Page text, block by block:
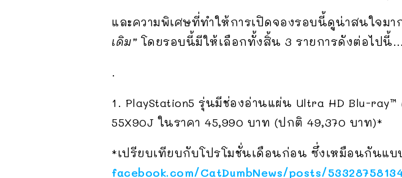
และความพิเศษที่ทำให้การเปิดจองรอบนี้ดูน่าสนใจมา
เดิม”โดยรอบนี้มีให้เลือกทั้งสิ้น 3 รายการดังต่อไปนี้…
.
1. PlayStation5 รุ่นมีช่องอ่านแผ่น Ultra HD Blu-
55X90J ในราคา 45,990 บาท (ปกติ 49,370 บาท)*
*เปรียบเทียบกับโปรโมชั่นเดือนก่อน ซึ่งเหมือนกันแ
facebook.com/CatDumbNews/posts/